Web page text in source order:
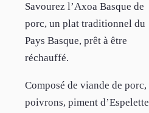
Savourez l’Axoa Basque de
porc, un plat traditionnel du
Pays Basque, prêt à être
réchauffé.
Composé de viande de porc,
poivrons, piment d’Espelette